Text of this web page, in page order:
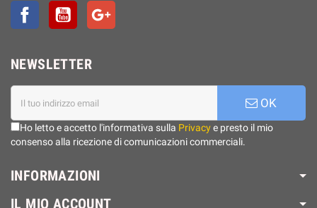
FacebookYouTube
NEWSLETTER
OK
Ho letto e accetto l'informativa sulla Privacye presto il mio
consenso alla ricezione di comunicazioni commerciali.
INFORMAZIONI
IL MIO ACCOUNT